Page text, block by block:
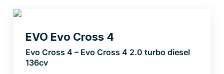
EVO Evo Cross 4
Evo Cross 4 – Evo Cross 4 2.0 turbo diesel
136cv